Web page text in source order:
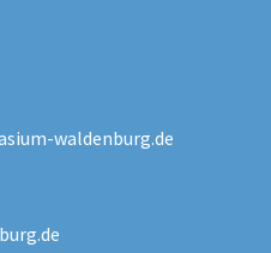
waldenburg.de